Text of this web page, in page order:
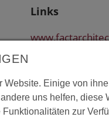
Links
www.hodes-
Website. Einige von
uns helfen, diese
zur